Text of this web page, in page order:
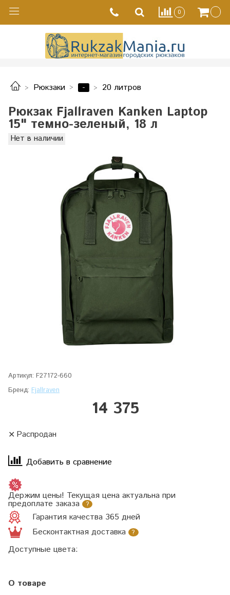
0
Рюкзаки - 20 литров
Рюкзак Fjallraven Kanken Laptop
15" темно-зеленый, 18 л
Нет в наличии
Артикул: F27172-660
Бренд: Fjallraven
14 375
Распродан
Добавить в сравнение
Держим цены! Текущая цена актуальна при
предоплате заказа ?
Гарантия качества 365 дней
Бесконтактная доставка
?
Доступные цвета:
О товаре